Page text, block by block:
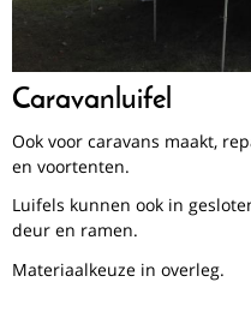
Caravanluifel
Ook voor caravans maakt,
en voortenten.
Luifels kunnen ook in
deur en ramen.
Materiaalkeuze in overleg.